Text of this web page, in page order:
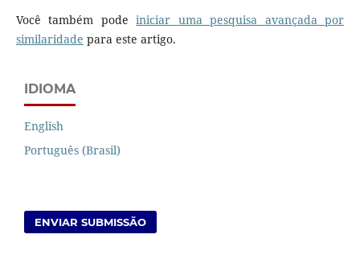
Você também podeiniciar uma pesquisa avançada por
similaridade para este artigo.
IDIOMA
English
Português (Brasil)
ENVIAR SUBMISSÃO